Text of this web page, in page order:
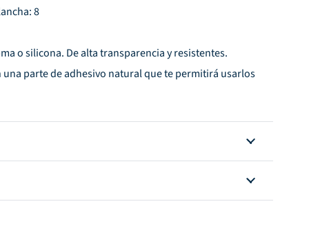
8
o silicona. De alta transparencia y resistentes.
una parte de adhesivo natural que te permitirá usarlos